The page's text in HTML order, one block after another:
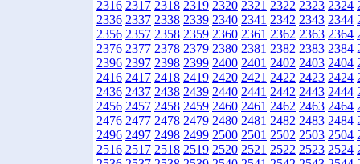
2316 2317 2318 2319 2320 2321 2322 2323 2324
2336 2337 2338 2339 2340 2341 2342 2343 2344
2356 2357 2358 2359 2360 2361 2362 2363 2364
2376 2377 2378 2379 2380 2381 2382 2383 2384
2396 2397 2398 2399 2400 2401 2402 2403 2404
2416 2417 2418 2419 2420 2421 2422 2423 2424
2436 2437 2438 2439 2440 2441 2442 2443 2444
2456 2457 2458 2459 2460 2461 2462 2463 2464
2476 2477 2478 2479 2480 2481 2482 2483 2484
2496 2497 2498 2499 2500 2501 2502 2503 2504
2516 2517 2518 2519 2520 2521 2522 2523 2524